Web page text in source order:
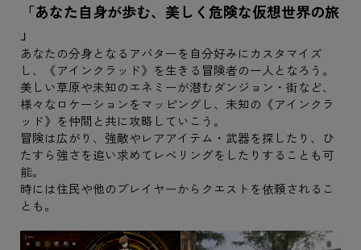
「あなた自身が歩む、美しく危険な仮想世界の旅
」
あなたの分身となるアバターを自分好みにカスタマイズ
し、《アインクラッド》を生きる冒険者の一人となろう。
美しい草原や未知のエネミーが潜むダンジョン・街など、
様々なロケーションをマッピングし、未知の《アインクラ
ッド》を仲間と共に攻略していこう。
冒険は広がり、強敵やレアアイテム・武器を探したり、ひ
たすら強さを追い求めてレベリングをしたりすることも可
能。
時には住民や他のプレイヤーからクエストを依頼されるこ
とも。